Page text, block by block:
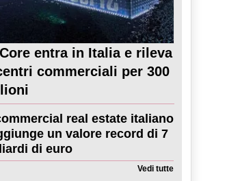
entra in Italia e rileva
commerciali per 300
real estate italiano
un valore record di 7
di euro
Vedi tutte